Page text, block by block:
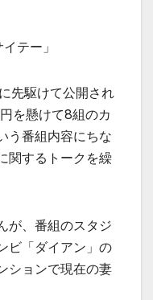
テー」
先駆けて公開され
を懸けて8組のカ
う番組内容にちな
関するトークを繰
が、番組のスタジ
ビ「ダイアン」の
ションで現在の妻